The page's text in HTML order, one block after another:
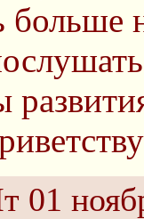
больше
01